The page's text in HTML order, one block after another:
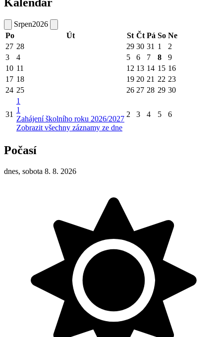
Kalendář
Srpen2026
Po
Út St Čt Pá So Ne
27 28 29 30 31 1
2
3
4 5 6 7 8
9
10 11 12 13 14 15 16
17 18 19 20 21 22 23
24 25 26 27 28 29 30
31
1
1
Zahájení školního roku 2026/2027
Zobrazit všechny záznamy ze dne
2 3 4 5 6
Počasí
dnes, sobota 8. 8. 2026